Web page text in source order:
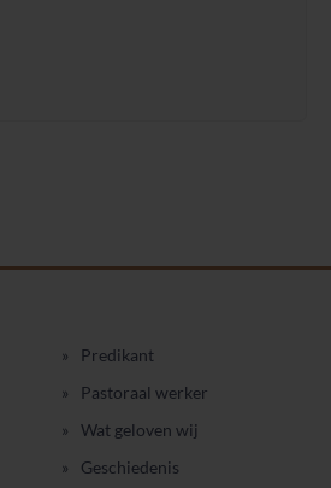
Predikant
Pastoraal werker
Wat geloven wij
Geschiedenis